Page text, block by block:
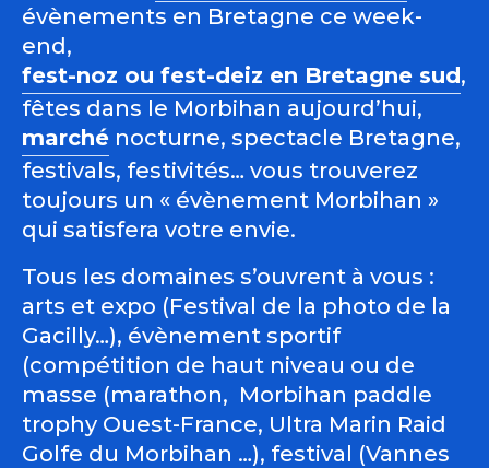
évènements en Bretagne ce week-
end,
fest-noz ou fest-deiz en Bretagne sud,
fêtes dans le Morbihan aujourd’hui,
marché nocturne, spectacle Bretagne,
festivals, festivités… vous trouverez
toujours un « évènement Morbihan »
qui satisfera votre envie.
Tous les domaines s’ouvrent à vous :
arts et expo (Festival de la photo de la
Gacilly…), évènement sportif
(compétition de haut niveau ou de
masse (marathon, Morbihan paddle
trophy Ouest-France, Ultra Marin Raid
Golfe du Morbihan …), festival (Vannes